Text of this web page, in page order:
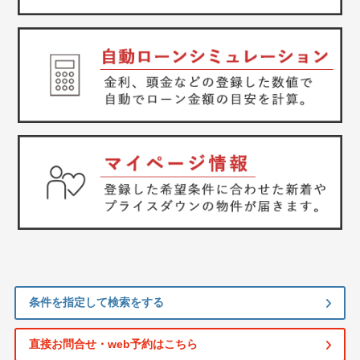
条件を指定して検索をする
直接お問合せ・web予約はこちら